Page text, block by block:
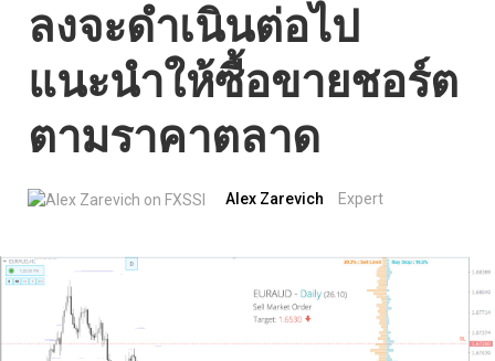
ลงจะดำเนินต่อไป
แนะนำให้ซื้อขายชอร์ต
ตามราคาตลาด
Alex Zarevich Expert